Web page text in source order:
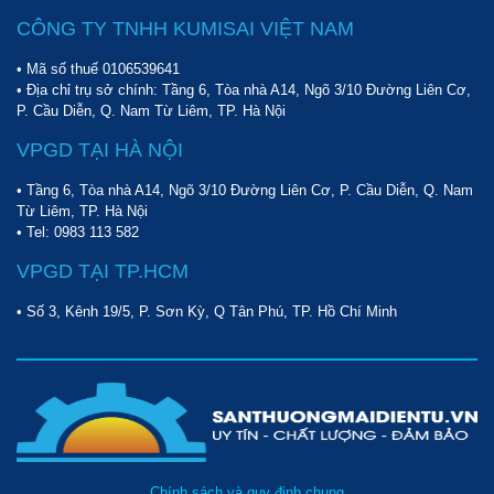
Máy chà sàn liên hợp cánh bướm Kumisai KMS2A
được Điện máy Hoàng Liên cung cấp và phân phối chính hãng tới
người tiêu dùng. Ngay khi quý khách hàng đang có nhu cầu về
sản phẩm, hãy ngay lập tức liên hệ với nhân viên của chúng tôi để
được tư vấn báo giá chi tiết nhất. Mọi thắc mắc cần được giải
đáp của quý khách hàng vui lòng liên hệ với chúng tôi theo số
máy098 777 9682.
Điện máy Hoàng Liên luôn là địa chỉ đáng tin cậy để khác hành
model chà sàn của Kumisai, cũng như các thương hiệu nổi tiếng
vào website:https://santhuongmaidientu.vn/để tham khảo.
CÔNG TY TNHH KUMISAI VIỆT NAM
• Mã số thuế 0106539641
• Địa chỉ trụ sở chính: Tầng 6, Tòa nhà A14, Ngõ 3/10 Đường Liên Cơ,
P. Cầu Diễn, Q. Nam Từ Liêm, TP. Hà Nội
VPGD TẠI HÀ NỘI
• Tầng 6, Tòa nhà A14, Ngõ 3/10 Đường Liên Cơ, P. Cầu Diễn, Q. Nam
Từ Liêm, TP. Hà Nội
• Tel: 0983 113 582
VPGD TẠI TP.HCM
• Số 3, Kênh 19/5, P. Sơn Kỳ, Q Tân Phú, TP. Hồ Chí Minh